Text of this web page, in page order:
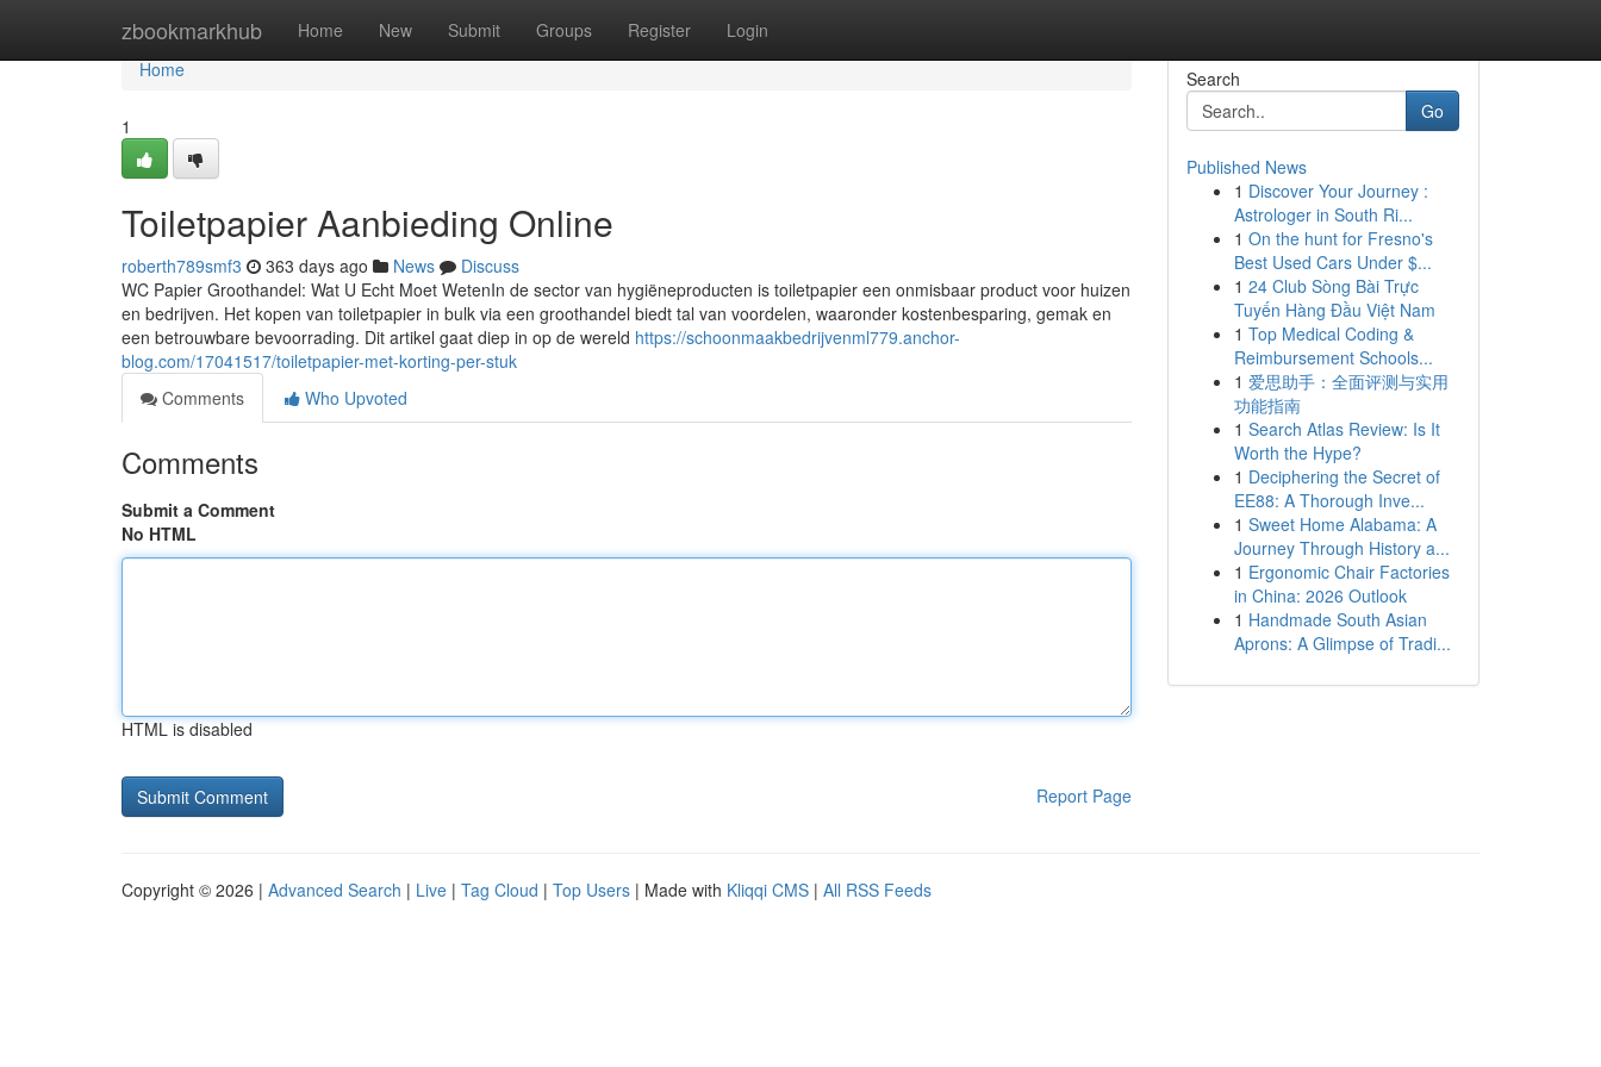
zbookmarkhub Home New Submit Groups Register Login
Home
Home
1
Toiletpapier Aanbieding Online
roberth789smf3 363 days ago News
Discuss
WC Papier Groothandel: Wat U Echt Moet WetenIn de sector van hygiëneproducten is toiletpapier een onmisbaar product voor huizen
en bedrijven. Het kopen van toiletpapier in bulk via een groothandel biedt tal van voordelen, waaronder kostenbesparing, gemak en
een betrouwbare bevoorrading. Dit artikel gaat diep in op de wereld https://schoonmaakbedrijvenml779.anchor-
blog.com/17041517/toiletpapier-met-korting-per-stuk
Comments
Who Upvoted
Comments
Submit a Comment
No HTML
HTML is disabled
Report Page
Search
Go
Published News
1 Discover Your Journey :
Astrologer in South Ri...
1 On the hunt for Fresno's
Best Used Cars Under $...
1 24 Club Sòng Bài Trực
Tuyến Hàng Đầu Việt Nam
1 Top Medical Coding &
Reimbursement Schools...
1 爱思助手：全面评测与实用
功能指南
1 Search Atlas Review: Is It
Worth the Hype?
1 Deciphering the Secret of
EE88: A Thorough Inve...
1 Sweet Home Alabama: A
Journey Through History a...
1 Ergonomic Chair Factories
in China: 2026 Outlook
1 Handmade South Asian
Aprons: A Glimpse of Tradi...
Copyright © 2026 | Advanced Search | Live | Tag Cloud | Top Users | Made with Kliqqi CMS | All RSS Feeds